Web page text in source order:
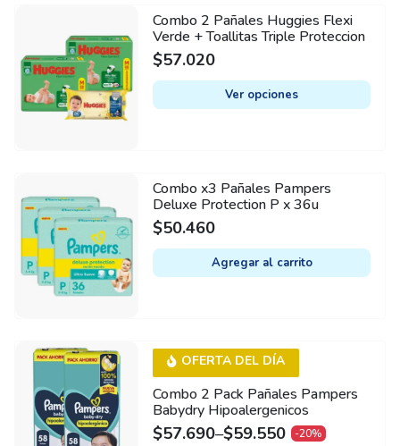
may
be
chosen
on
the
Combo 2 Pañales Huggies Flexi
Verde + Toallitas Triple Proteccion
$57.020
Ver opciones
This
product
has
multiple
variants.
may
be
chosen
on
the
Combo x3 Pañales Pampers
Deluxe Protection P x 36u
$50.460
Agregar al carrito
Combo 2 Pack Pañales Pampers
Babydry Hipoalergenicos
OFERTA DEL DÍA
$57.690–$59.550 -20%
This
product
has
multiple